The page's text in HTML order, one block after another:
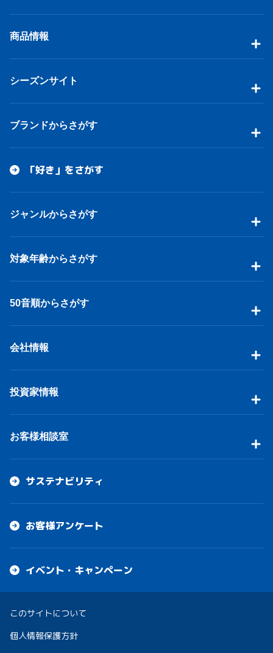
商品情報
シーズンサイト
ブランドからさがす
「好き」をさがす
ジャンルからさがす
対象年齢からさがす
50音順からさがす
会社情報
投資家情報
お客様相談室
サステナビリティ
お客様アンケート
イベント・キャンペーン
このサイトについて
個人情報保護方針